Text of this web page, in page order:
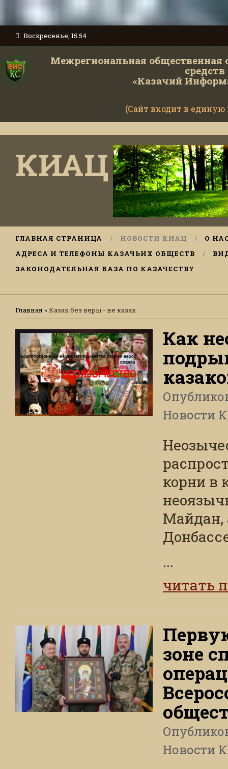
Воскресенье, 15:54
Межрегиональная общественная
«Казачий
(Сайт входит в
КИАЦ
ГЛАВНАЯ СТРАНИЦА НОВОСТИ КИАЦ
О
АДРЕСА И ТЕЛЕФОНЫ КАЗАЧЬИХ ОБЩЕСТВ
ЗАКОНОДАТЕЛЬНАЯ БАЗА ПО КАЗАЧЕСТВУ
Главная »Казак без веры - не казак
Как
Новости
корни в
Майдан,
...
читать
зоне
Новости